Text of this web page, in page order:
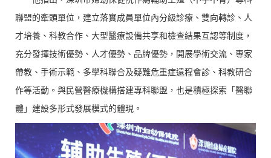
聯盟的牽頭單位，建立落實成員單位內分級診療、雙向轉診、人
才培養、科教合作、大型醫療設備共享和檢查結果互認等制度，
充分發揮技術優勢、人才優勢、品牌優勢，開展學術交流、專家
帶教、手術示範、多學科聯合及疑難危重症遠程會診、科教研合
作等活動。與民營醫療機構搭建專科聯盟，也是積極探索「醫聯
體」建設多形式發展模式的體現。